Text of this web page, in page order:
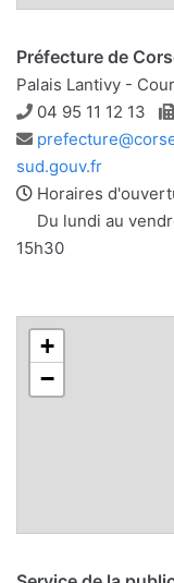
Préfecture de
Palais Lantivy -
Téléphone
04 95 11 12 13
Adresse
e-
mail
sud.gouv.fr
Horaires
Du lundi au
15h30
+
−